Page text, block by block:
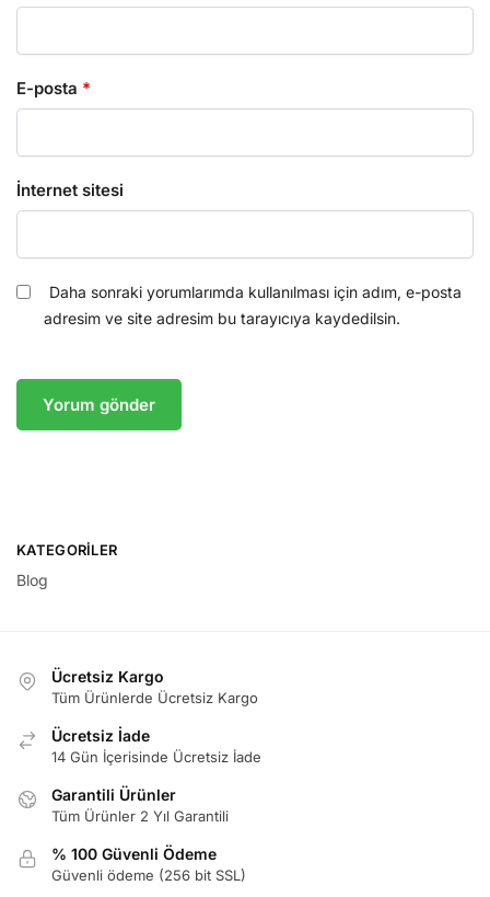
E-posta *
İnternet sitesi
Daha sonraki yorumlarımda kullanılması için adım, e-posta
adresim ve site adresim bu tarayıcıya kaydedilsin.
KATEGORILER
Blog
Ücretsiz Kargo
Tüm Ürünlerde Ücretsiz Kargo
Ücretsiz İade
14 Gün İçerisinde Ücretsiz İade
Garantili Ürünler
Tüm Ürünler 2 Yıl Garantili
% 100 Güvenli Ödeme
Güvenli ödeme (256 bit SSL)